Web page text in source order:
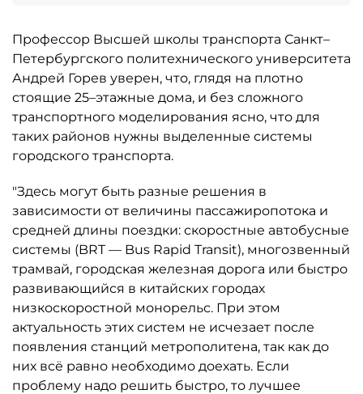
Профессор Высшей школы транспорта Санкт–
Петербургского политехнического университета
Андрей Горев уверен, что, глядя на плотно
стоящие 25–этажные дома, и без сложного
транспортного моделирования ясно, что для
таких районов нужны выделенные системы
городского транспорта.
"Здесь могут быть разные решения в
зависимости от величины пассажиропотока и
средней длины поездки: скоростные автобусные
системы (BRT — Bus Rapid Transit), многозвенный
трамвай, городская железная дорога или быстро
развивающийся в китайских городах
низкоскоростной монорельс. При этом
актуальность этих систем не исчезает после
появления станций метрополитена, так как до
них всё равно необходимо доехать. Если
проблему надо решить быстро, то лучшее